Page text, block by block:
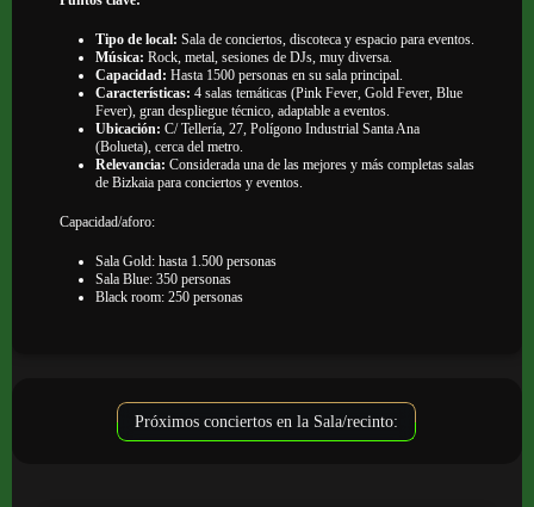
Tipo de local: Sala de conciertos, discoteca y espacio para eventos.
Música: Rock, metal, sesiones de DJs, muy diversa.
Capacidad: Hasta 1500 personas en su sala principal.
Características: 4 salas temáticas (Pink Fever, Gold Fever, Blue
Fever), gran despliegue técnico, adaptable a eventos.
Ubicación: C/ Tellería, 27, Polígono Industrial Santa Ana
(Bolueta), cerca del metro.
Relevancia: Considerada una de las mejores y más completas salas
de Bizkaia para conciertos y eventos.
Capacidad/aforo:
Sala Gold: hasta 1.500 personas
Sala Blue: 350 personas
Black room: 250 personas
Próximos conciertos en la Sala/recinto: